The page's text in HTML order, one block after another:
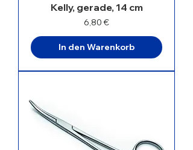
Kelly, gerade, 14 cm
Preis
6,80 €
In den Warenkorb